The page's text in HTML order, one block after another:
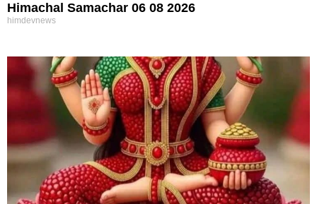
Himachal Samachar 06 08 2026
himdevnews